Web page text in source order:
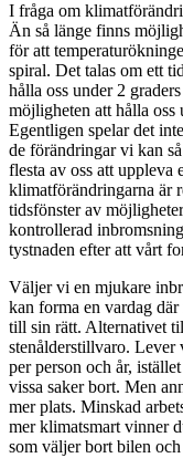
I fråga om
Än så länge finns
för att
spiral. Det talas om ett
hålla oss under 2
möjligheten att hålla oss
Egentligen spelar det
de förändringar vi kan
flesta av oss att uppleva
klimatförändringarna är
tidsfönster av
kontrollerad
tystnaden efter att vårt
Väljer vi en mjukare
kan forma en vardag
till sin rätt. Alternativet
stenålderstillvaro. Lever
per person och år,
vissa saker bort. Men
mer plats. Minskad
mer klimatsmart vinner
som väljer bort bilen